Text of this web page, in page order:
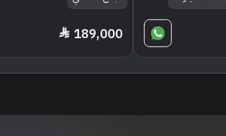
189,000